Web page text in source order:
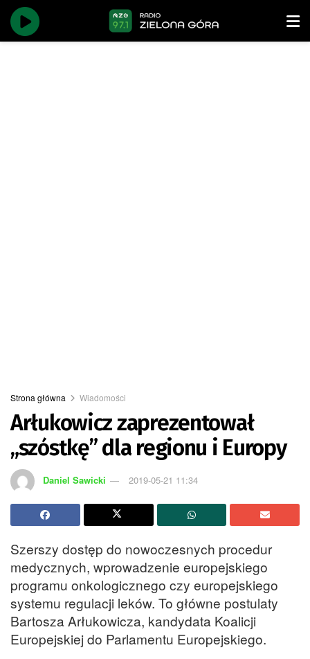
Strona główna Wiadomości
Arłukowicz zaprezentował
„szóstkę” dla regionu i Europy
Daniel Sawicki 2019-05-21 11:34
Szerszy dostęp do nowoczesnych procedur
medycznych, wprowadzenie europejskiego
programu onkologicznego czy europejskiego
systemu regulacji leków. To główne postulaty
Bartosza Arłukowicza, kandydata Koalicji
Europejskiej do Parlamentu Europejskiego.